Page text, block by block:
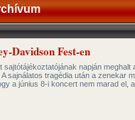
Davidson Fest-en
napján meghalt
sajnálatos tragédia után a zenekar
a június 8-i koncert nem marad el,